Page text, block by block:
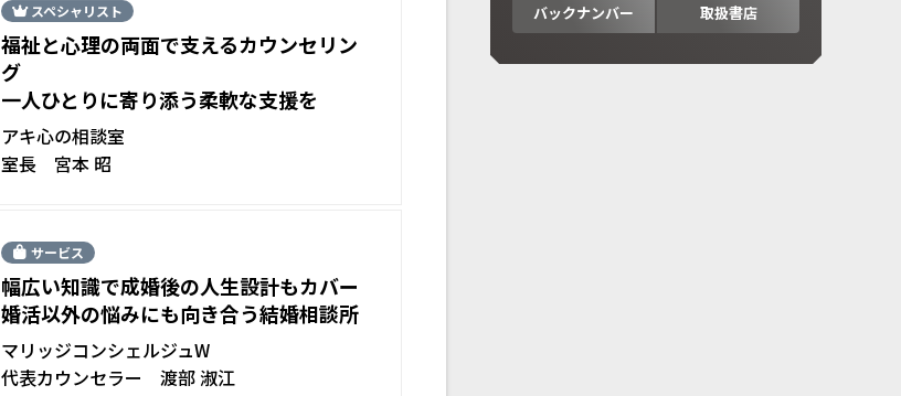
スペシャリスト
福祉と心理の両面で支えるカウンセリン
グ
一人ひとりに寄り添う柔軟な支援を
アキ心の相談室
室長 宮本 昭
サービス
幅広い知識で成婚後の人生設計もカバー
婚活以外の悩みにも向き合う結婚相談所
マリッジコンシェルジュW
代表カウンセラー 渡部 淑江
バックナンバー 取扱書店